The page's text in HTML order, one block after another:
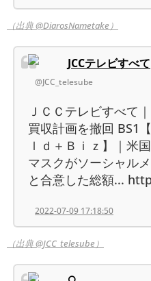
（出典 @DiarosNametake）
JCCテレビすべて
@JCC_telesube
ＪＣＣテレビすべて
買収計画を撤回 BS1
ｌｄ＋Ｂｉｚ】｜米
マスクがソーシャル
と合意した総額...
2022-07-09 17:18:50
（出典 @JCC_telesube）